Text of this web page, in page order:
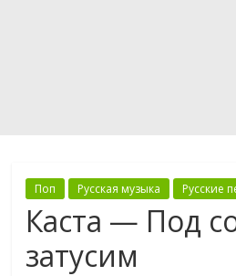
Поп Русская музыка Русские
Каста — Под
затусим